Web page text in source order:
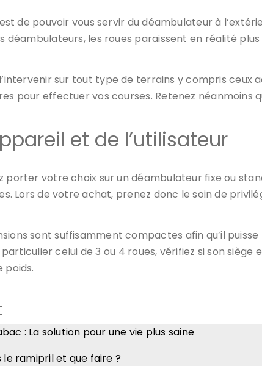
de pouvoir vous servir du déambulateur à
déambulateurs, les roues paraissent en réalité plus
sur tout type de terrains y compris ceux
pour effectuer vos courses. Retenez
et de l’utilisateur
porter votre choix sur un déambulateur fixe ou
Lors de votre achat, prenez donc le soin de
sont suffisamment compactes afin qu’il
celui de 3 ou 4 roues, vérifiez si son
poids.
: La solution pour une vie plus saine
le ramipril et que faire ?